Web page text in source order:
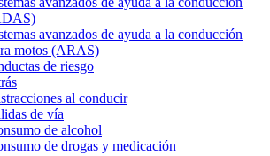
avanzados de ayuda a la conducción
motos (ARAS)
de riesgo
al conducir
de vía
de alcohol
de drogas y medicación